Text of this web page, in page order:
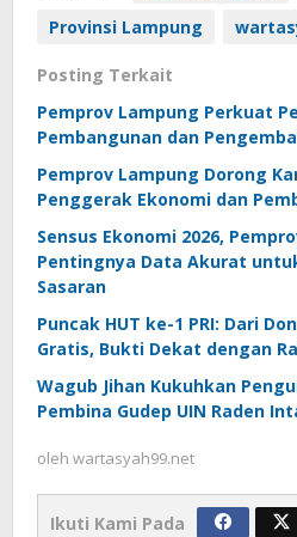
Provinsi Lampung
Posting Terkait
Pemprov Lampung Perkuat
Pembangunan dan
Pemprov Lampung Dorong
Penggerak Ekonomi dan
Sensus Ekonomi 2026,
Pentingnya Data Akurat
Sasaran
Puncak HUT ke-1 PRI: Dari
Gratis, Bukti Dekat dengan
Wagub Jihan Kukuhkan
Pembina Gudep UIN Raden
oleh wartasyah99.net
Ikuti Kami Pada